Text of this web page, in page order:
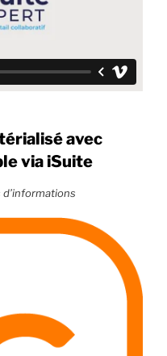
avec
via iSuite